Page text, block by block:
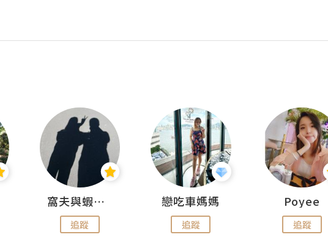
窩夫與蝦子餅
追蹤
戀吃車媽媽
追蹤
Poyee
追蹤